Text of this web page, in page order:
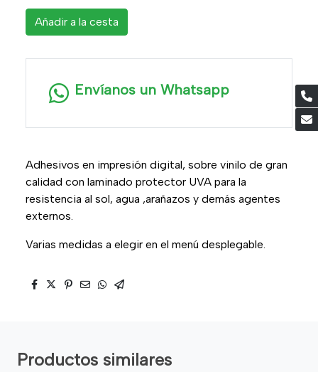
Añadir a la cesta
Envíanos un Whatsapp
Adhesivos en impresión digital, sobre vinilo de gran
calidad con laminado protector UVA para la
resistencia al sol, agua ,arañazos y demás agentes
externos.
Varias medidas a elegir en el menú desplegable.
Productos similares